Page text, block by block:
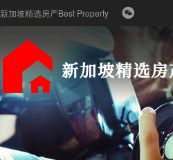
新加坡精选房产Best Property